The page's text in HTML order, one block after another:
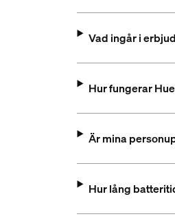
Vad ingår i
Hur fungerar
Är mina
Hur lång